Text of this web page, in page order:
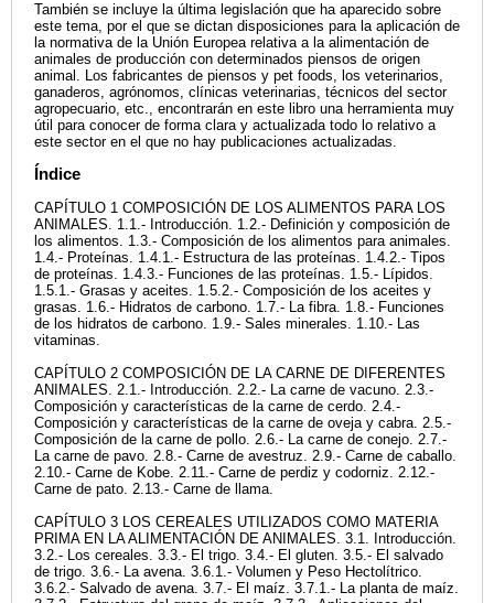
También se incluye la última legislación que ha aparecido sobre
este tema, por el que se dictan disposiciones para la aplicación de
la normativa de la Unión Europea relativa a la alimentación de
animales de producción con determinados piensos de origen
animal. Los fabricantes de piensos y pet foods, los veterinarios,
ganaderos, agrónomos, clínicas veterinarias, técnicos del sector
agropecuario, etc., encontrarán en este libro una herramienta muy
útil para conocer de forma clara y actualizada todo lo relativo a
este sector en el que no hay publicaciones actualizadas.
Índice
CAPÍTULO 1 COMPOSICIÓN DE LOS ALIMENTOS PARA LOS
ANIMALES. 1.1.- Introducción. 1.2.- Definición y composición de
los alimentos. 1.3.- Composición de los alimentos para animales.
1.4.- Proteínas. 1.4.1.- Estructura de las proteínas. 1.4.2.- Tipos
de proteínas. 1.4.3.- Funciones de las proteínas. 1.5.- Lípidos.
1.5.1.- Grasas y aceites. 1.5.2.- Composición de los aceites y
grasas. 1.6.- Hidratos de carbono. 1.7.- La fibra. 1.8.- Funciones
de los hidratos de carbono. 1.9.- Sales minerales. 1.10.- Las
vitaminas.
CAPÍTULO 2 COMPOSICIÓN DE LA CARNE DE DIFERENTES
ANIMALES. 2.1.- Introducción. 2.2.- La carne de vacuno. 2.3.-
Composición y características de la carne de cerdo. 2.4.-
Composición y características de la carne de oveja y cabra. 2.5.-
Composición de la carne de pollo. 2.6.- La carne de conejo. 2.7.-
La carne de pavo. 2.8.- Carne de avestruz. 2.9.- Carne de caballo.
2.10.- Carne de Kobe. 2.11.- Carne de perdiz y codorniz. 2.12.-
Carne de pato. 2.13.- Carne de llama.
CAPÍTULO 3 LOS CEREALES UTILIZADOS COMO MATERIA
PRIMA EN LA ALIMENTACIÓN DE ANIMALES. 3.1. Introducción.
3.2.- Los cereales. 3.3.- El trigo. 3.4.- El gluten. 3.5.- El salvado
de trigo. 3.6.- La avena. 3.6.1.- Volumen y Peso Hectolítrico.
3.6.2.- Salvado de avena. 3.7.- El maíz. 3.7.1.- La planta de maíz.